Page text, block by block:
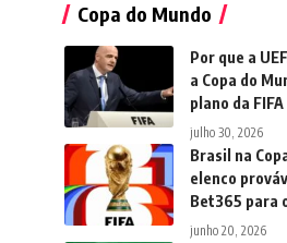
Copa do Mundo
Por que a
a Copa do
plano da FIFA
julho 30, 2026
Brasil na
elenco
Bet365 para
junho 20, 2026